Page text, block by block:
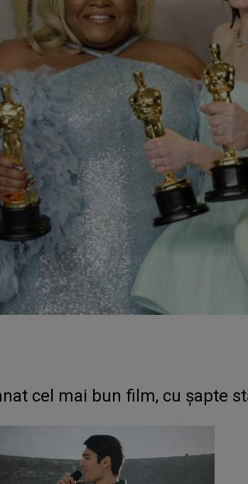
cel mai bun film, cu şapte